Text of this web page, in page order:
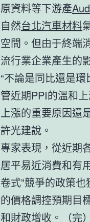
原資料等下游產
自然台北汽車材料
空間。但由于終端
流行業企業產生的
“不論是同比還是
管近期PPI的溫和
上漲的重要原因還
許光建說。
專家表現，從近期
居平易近消費和有
卷式”競爭的政策
的價格調控預期目
和財政增收。（完）